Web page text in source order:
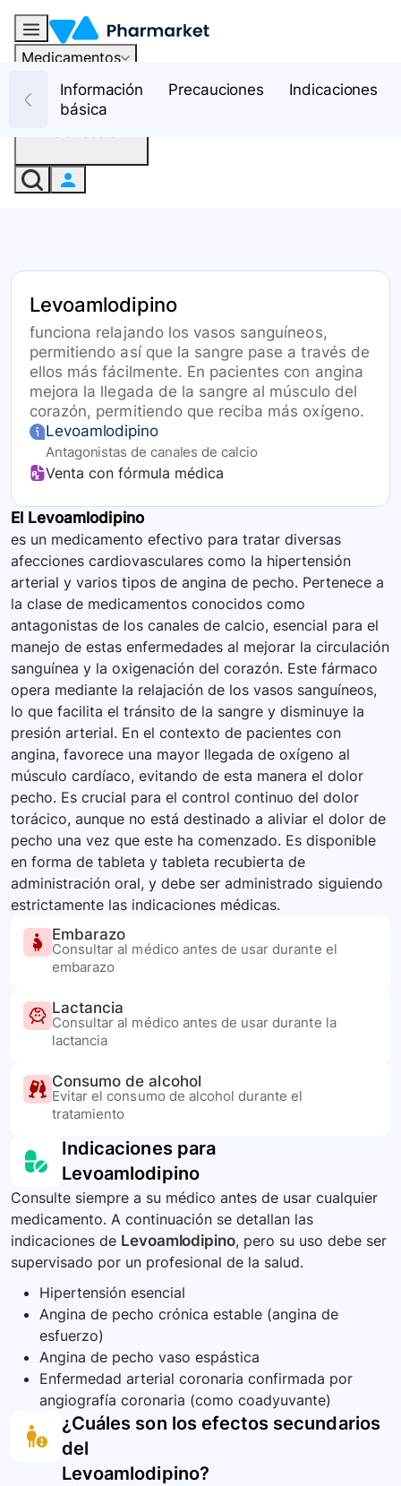
Medicamentos
RecursosInformación
básica
Precauciones Indicaciones
Levoamlodipino
funciona relajando los vasos sanguíneos,
permitiendo así que la sangre pase a través de
ellos más fácilmente. En pacientes con angina
mejora la llegada de la sangre al músculo del
corazón, permitiendo que reciba más oxígeno.
Levoamlodipino
Antagonistas de canales de calcio
Venta con fórmula médica
El Levoamlodipino
es un medicamento efectivo para tratar diversas
afecciones cardiovasculares como la hipertensión
arterial y varios tipos de angina de pecho. Pertenece a
la clase de medicamentos conocidos como
antagonistas de los canales de calcio, esencial para el
manejo de estas enfermedades al mejorar la circulación
sanguínea y la oxigenación del corazón. Este fármaco
opera mediante la relajación de los vasos sanguíneos,
lo que facilita el tránsito de la sangre y disminuye la
presión arterial. En el contexto de pacientes con
angina, favorece una mayor llegada de oxígeno al
músculo cardíaco, evitando de esta manera el dolor
pecho. Es crucial para el control continuo del dolor
torácico, aunque no está destinado a aliviar el dolor de
pecho una vez que este ha comenzado. Es disponible
en forma de tableta y tableta recubierta de
administración oral, y debe ser administrado siguiendo
estrictamente las indicaciones médicas.
Embarazo
Consultar al médico antes de usar durante el
embarazo
Lactancia
Consultar al médico antes de usar durante la
lactancia
Consumo de alcohol
Evitar el consumo de alcohol durante el
tratamiento
Indicaciones para
Levoamlodipino
Consulte siempre a su médico antes de usar cualquier
medicamento. A continuación se detallan las
indicaciones de Levoamlodipino, pero su uso debe ser
supervisado por un profesional de la salud.
Hipertensión esencial
Angina de pecho crónica estable (angina de
esfuerzo)
Angina de pecho vaso espástica
Enfermedad arterial coronaria confirmada por
angiografía coronaria (como coadyuvante)
¿Cuáles son los efectos secundarios
del
Levoamlodipino?